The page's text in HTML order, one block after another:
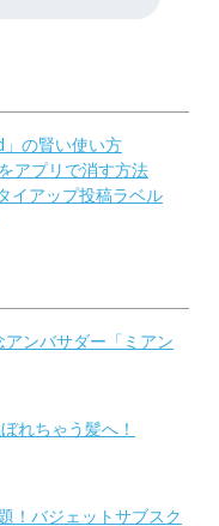
の賢い使い方
アプリで消す方法
イアップ投稿ラベル
アンバサダー「ミアン
れちゃう髪へ！
！バジェットサブスク